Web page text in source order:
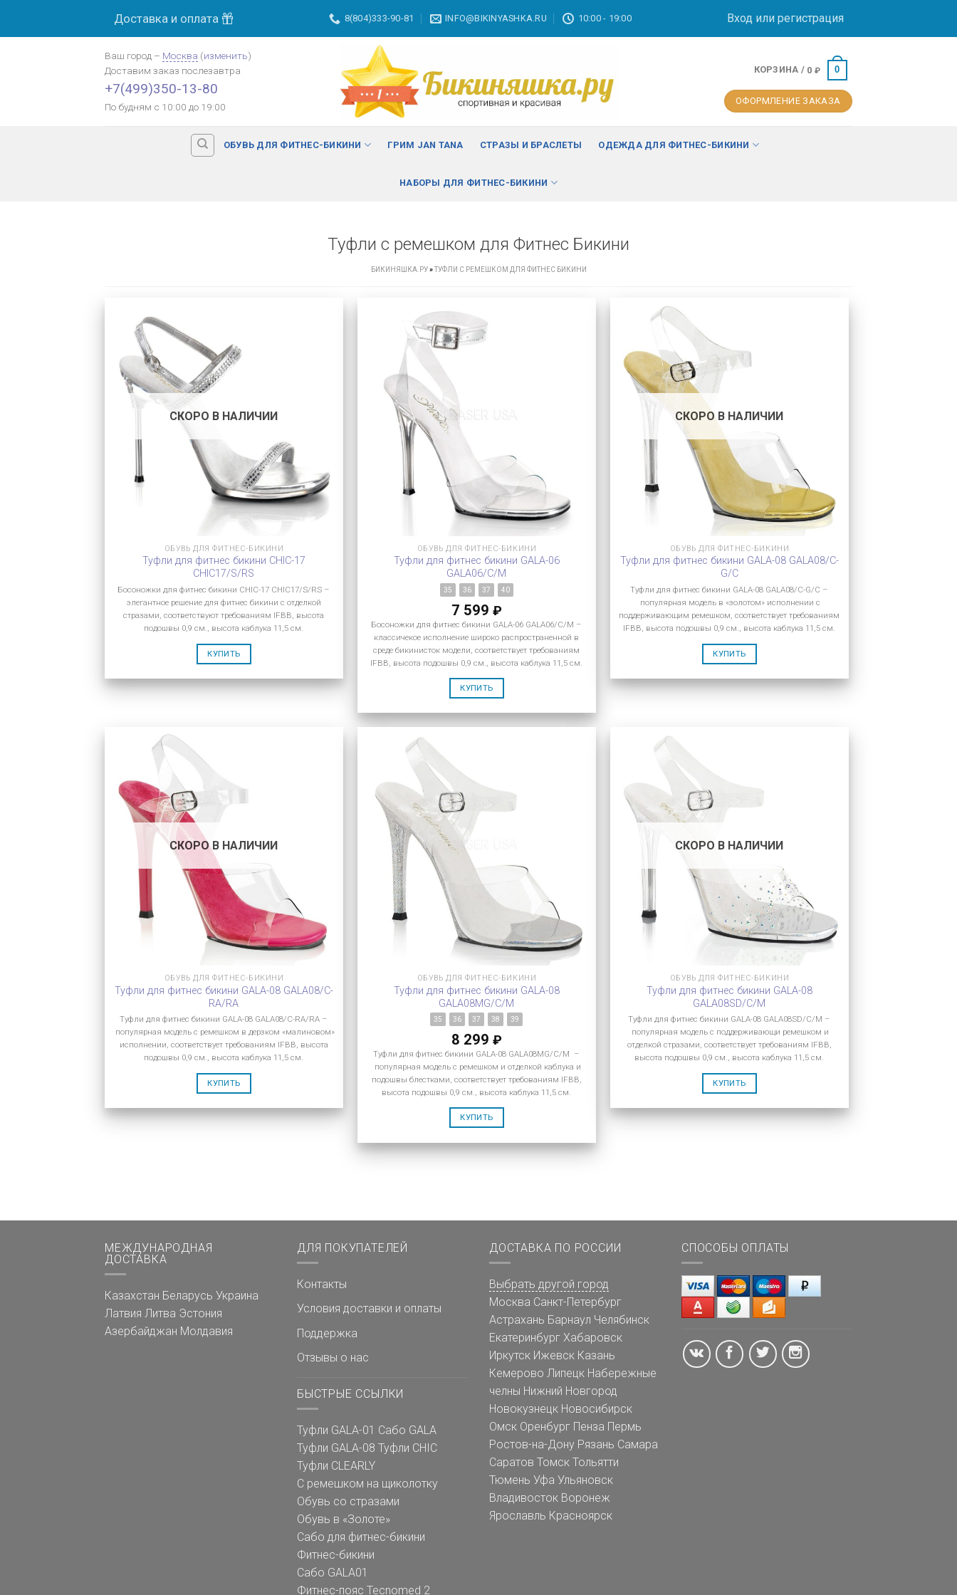
Доставка и оплата 8(804)333-90-81 INFO@BIKINYASHKA.RU 10:00 - 19:00 Вход или регистрация
Ваш город – Москва (изменить)
Доставим заказ послезавтра
+7(499)350-13-80
По будням с 10:00 до 19:00
КОРЗИНА / 0 ₽ 0
ОФОРМЛЕНИЕ ЗАКАЗА
ОБУВЬ ДЛЯ ФИТНЕС-БИКИНИ ГРИМ JAN TANA СТРАЗЫ И БРАСЛЕТЫ ОДЕЖДА ДЛЯ ФИТНЕС-БИКИНИ
НАБОРЫ ДЛЯ ФИТНЕС-БИКИНИ
Туфли с ремешком для Фитнес Бикини
БИКИНЯШКА.РУ»ТУФЛИ С РЕМЕШКОМ ДЛЯ ФИТНЕС БИКИНИ
СКОРО В НАЛИЧИИ
ОБУВЬ ДЛЯ ФИТНЕС-БИКИНИ
Туфли для фитнес бикини CHIC-17
CHIC17/S/RS
Босоножки для фитнес бикини CHIC-17 CHIC17/S/RS –
элегантное решение для фитнес бикини с отделкой
стразами, соответствуют требованиям IFBB, высота
подошвы 0,9 см., высота каблука 11,5 см.
КУПИТЬ
ОБУВЬ ДЛЯ ФИТНЕС-БИКИНИ
Туфли для фитнес бикини GALA-06
GALA06/C/M
35 36 37 40
7 599 ₽
Босоножки для фитнес бикини GALA-06 GALA06/C/M –
классичекое исполнение широко распространенной в
среде бикинисток модели, соответствует требованиям
IFBB, высота подошвы 0,9 см., высота каблука 11,5 см.
КУПИТЬ
СКОРО В НАЛИЧИИ
ОБУВЬ ДЛЯ ФИТНЕС-БИКИНИ
Туфли для фитнес бикини GALA-08 GALA08/C-
G/C
Туфли для фитнес бикини GALA-08 GALA08/C-G/C –
популярная модель в «золотом» исполнении с
поддерживающим ремешком, соответствует требованиям
IFBB, высота подошвы 0,9 см., высота каблука 11,5 см.
КУПИТЬ
СКОРО В НАЛИЧИИ
ОБУВЬ ДЛЯ ФИТНЕС-БИКИНИ
Туфли для фитнес бикини GALA-08 GALA08/C-
RA/RA
Туфли для фитнес бикини GALA-08 GALA08/C-RA/RA –
популярная модель с ремешком в дерзком «малиновом»
исполнении, соответствует требованиям IFBB, высота
подошвы 0,9 см., высота каблука 11,5 см.
КУПИТЬ
ОБУВЬ ДЛЯ ФИТНЕС-БИКИНИ
Туфли для фитнес бикини GALA-08
GALA08MG/C/M
35 36 37 38 39
8 299 ₽
Туфли для фитнес бикини GALA-08 GALA08MG/C/M –
популярная модель с ремешком и отделкой каблука и
подошвы блестками, соответствует требованиям IFBB,
высота подошвы 0,9 см., высота каблука 11,5 см.
КУПИТЬ
СКОРО В НАЛИЧИИ
ОБУВЬ ДЛЯ ФИТНЕС-БИКИНИ
Туфли для фитнес бикини GALA-08
GALA08SD/C/M
Туфли для фитнес бикини GALA-08 GALA08SD/C/M –
популярная модель с поддерживающи ремешком и
отделкой стразами, соответствует требованиям IFBB,
высота подошвы 0,9 см., высота каблука 11,5 см.
КУПИТЬ
МЕЖДУНАРОДНАЯ
ДОСТАВКА
Казахстан Беларусь Украина
Латвия Литва Эстония
Азербайджан Молдавия
ДЛЯ ПОКУПАТЕЛЕЙ
Контакты
Условия доставки и оплаты
Поддержка
Отзывы о нас
БЫСТРЫЕ ССЫЛКИ
Туфли GALA-01 Сабо GALA
Туфли GALA-08 Туфли CHIC
Туфли CLEARLY
С ремешком на щиколотку
Обувь со стразами
Обувь в «Золоте»
Сабо для фитнес-бикини
Фитнес-бикини
Сабо GALA01
Фитнес-пояс Tecnomed 2
ДОСТАВКА ПО РОССИИ
Выбрать другой город
Москва Санкт-Петербург
Астрахань Барнаул Челябинск
Екатеринбург Хабаровск
Иркутск Ижевск Казань
Кемерово Липецк Набережные
челны Нижний Новгород
Новокузнецк Новосибирск
Омск Оренбург Пенза Пермь
Ростов-на-Дону Рязань Самара
Саратов Томск Тольятти
Тюмень Уфа Ульяновск
Владивосток Воронеж
Ярославль Красноярск
СПОСОБЫ ОПЛАТЫ